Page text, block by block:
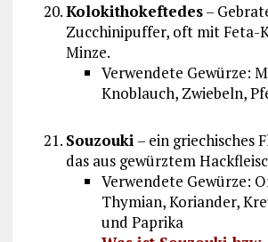
Kolokithokeftedes–
Zucchinipuffer, oft mit Feta-
Minze.
Verwendete Gewürze:
Knoblauch, Zwiebeln,
Souzouki – ein griechisches
das aus gewürztem
Verwendete Gewürze:
Thymian, Koriander,
und Paprika